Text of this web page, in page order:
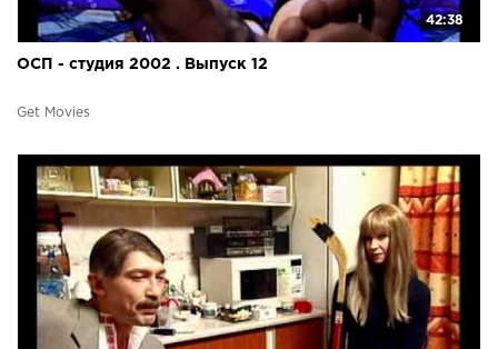
42:38
ОСП - студия 2002 . Выпуск 12
Get Movies